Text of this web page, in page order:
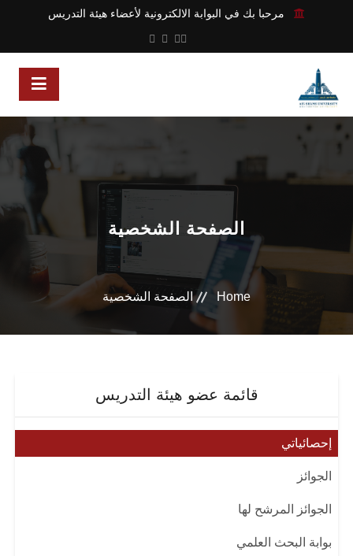
مرحبا بك في البوابة الالكترونية لأعضاء هيئة التدريس
الصفحة الشخصية
Home الصفحة الشخصية
قائمة عضو هيئة التدريس
إحصائياتي
الجوائز
الجوائز المرشح لها
بوابة البحث العلمي